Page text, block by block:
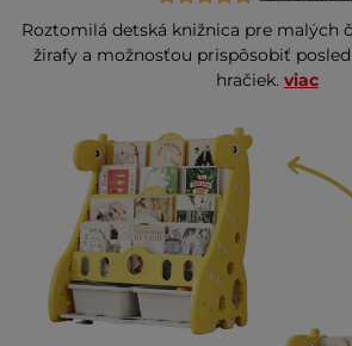
Roztomilá detská knižnica pre malých
žirafy a možnosťou prispôsobiť
hračiek. viac